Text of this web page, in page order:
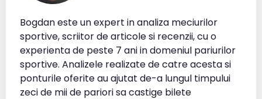
Bogdan este un expert in analiza meciurilor
sportive, scriitor de articole si recenzii, cu o
experienta de peste 7 ani in domeniul pariurilor
sportive. Analizele realizate de catre acesta si
ponturile oferite au ajutat de-a lungul timpului
zeci de mii de pariori sa castige bilete